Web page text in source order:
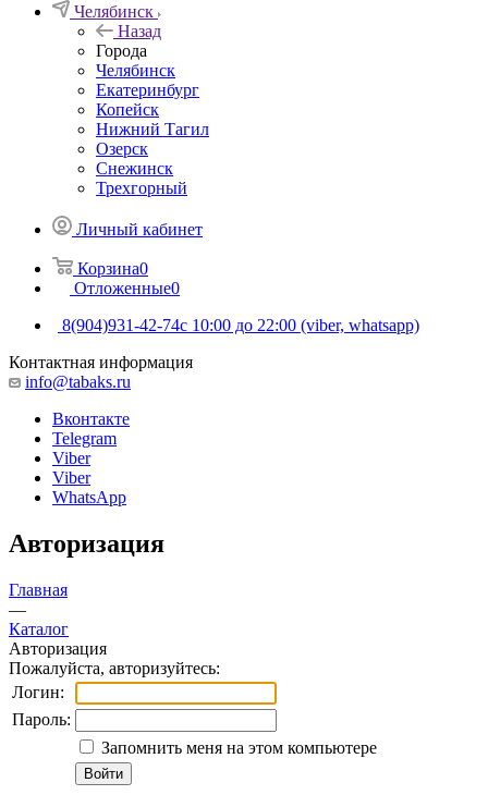
Челябинск
Назад
Города
Челябинск
Екатеринбург
Копейск
Нижний Тагил
Озерск
Снежинск
Трехгорный
Личный кабинет
Корзина0
Отложенные0
8(904)931-42-74с 10:00 до 22:00 (viber, whatsapp)
Контактная информация
info@tabaks.ru
Вконтакте
Telegram
Viber
Viber
WhatsApp
Авторизация
Главная
—
Каталог
Авторизация
Пожалуйста, авторизуйтесь:
Логин:
Пароль:
Запомнить меня на этом компьютере